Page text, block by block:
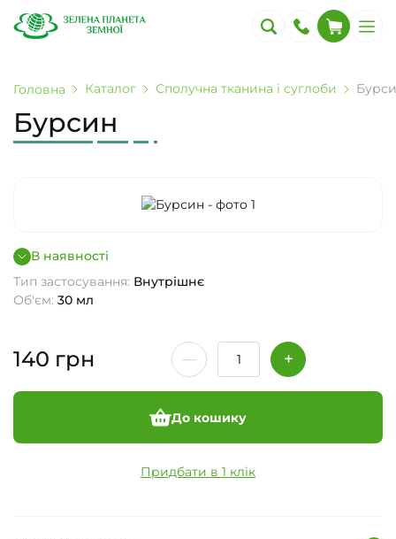
Головна Каталог Сполучна тканина і суглоби
Бурсин
В наявності
Тип застосування: Внутрішнє
Об'єм: 30 мл
140 грн
До кошику
Придбати в 1 клік